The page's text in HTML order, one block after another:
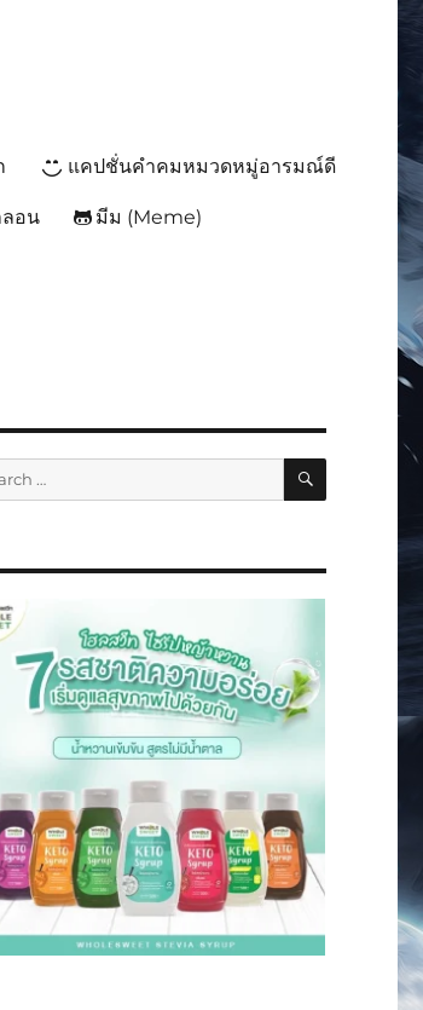
แคปชั่นคำคมหมวดหมู่อารมณ์ดี
อน มีม (Meme)